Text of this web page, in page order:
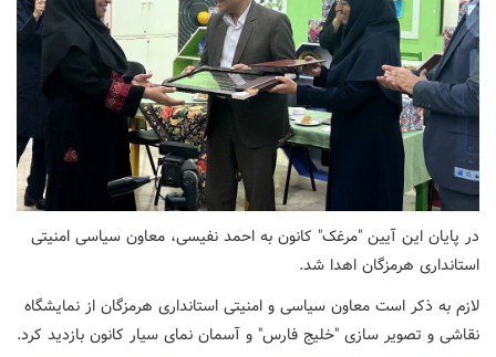
در پایان این آیین "مرغک" کانون به احمد نفیسی، معاون سیاسی امنیتی
استانداری هرمزگان اهدا شد.
لازم به ذکر است معاون سیاسی و امنیتی استانداری هرمزگان از نمایشگاه
نقاشی و تصویر سازی "خلیج فارس" و آسمان نمای سیار کانون بازدید کرد.